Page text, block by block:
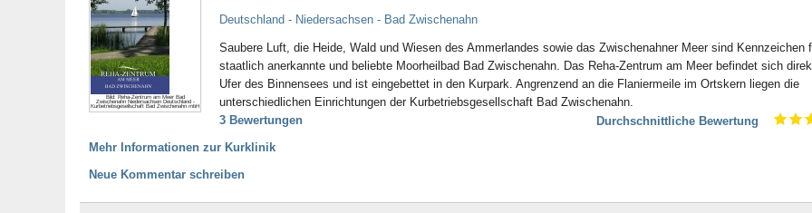
Bild: Reha-Zentrum am Meer Bad
Zwischenahn Niedersachsen Deutschland -
Kurbetriebsgesellschaft Bad Zwischenahn mbH
Deutschland - Niedersachsen - Bad Zwischenahn
Saubere Luft, die Heide, Wald und Wiesen des Ammerlandes sowie das Zwischenahner Meer sind Kennzeichen
staatlich anerkannte und beliebte Moorheilbad Bad Zwischenahn. Das Reha-Zentrum am Meer befindet sich
Ufer des Binnensees und ist eingebettet in den Kurpark. Angrenzend an die Flaniermeile im Ortskern liegen die
unterschiedlichen Einrichtungen der Kurbetriebsgesellschaft Bad Zwischenahn.
3 Bewertungen
Durchschnittliche Bewertung
Mehr Informationen zur Kurklinik
Neue Kommentar schreiben